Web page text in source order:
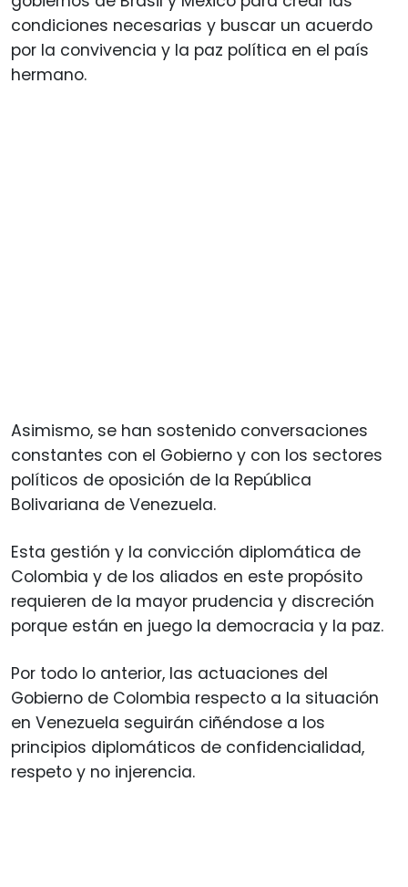
condiciones necesarias y buscar un acuerdo
por la convivencia y la paz política en el país
hermano.
Asimismo, se han sostenido conversaciones
constantes con el Gobierno y con los sectores
políticos de oposición de la República
Bolivariana de Venezuela.
Esta gestión y la convicción diplomática de
Colombia y de los aliados en este propósito
requieren de la mayor prudencia y discreción
porque están en juego la democracia y la paz.
Por todo lo anterior, las actuaciones del
Gobierno de Colombia respecto a la situación
en Venezuela seguirán ciñéndose a los
principios diplomáticos de confidencialidad,
respeto y no injerencia.